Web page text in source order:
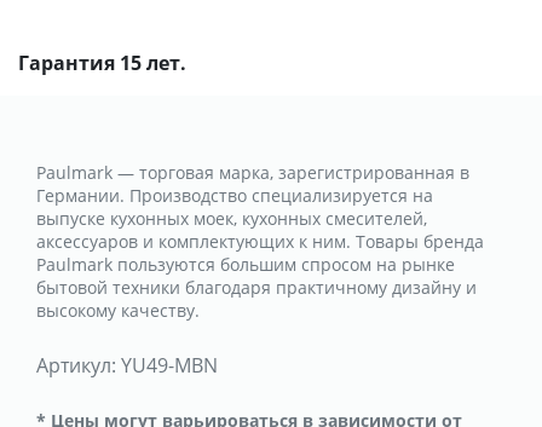
Гарантия 15 лет.
Paulmark — торговая марка, зарегистрированная в
Германии. Производство специализируется на
выпуске кухонных моек, кухонных смесителей,
аксессуаров и комплектующих к ним. Товары бренда
Paulmark пользуются большим спросом на рынке
бытовой техники благодаря практичному дизайну и
высокому качеству.
Артикул: YU49-MBN
* Цены могут варьироваться в зависимости от